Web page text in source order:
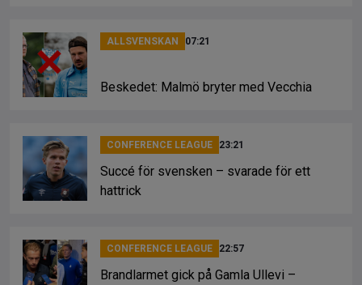
ALLSVENSKAN 07:21
Beskedet: Malmö bryter med Vecchia
CONFERENCE LEAGUE 23:21
Succé för svensken – svarade för ett
hattrick
CONFERENCE LEAGUE 22:57
Brandlarmet gick på Gamla Ullevi –